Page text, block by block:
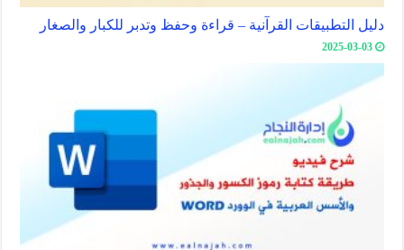
دليل التطبيقات القرآنية – قراءة وحفظ وتدبر للكبار والصغار
2025-03-03